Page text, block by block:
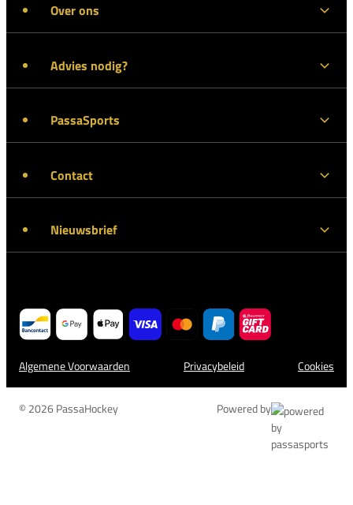
Over ons
Advies nodig?
PassaSports
Contact
Nieuwsbrief
Algemene Voorwaarden Privacybeleid Cookies
© 2026 PassaHockey Powered by